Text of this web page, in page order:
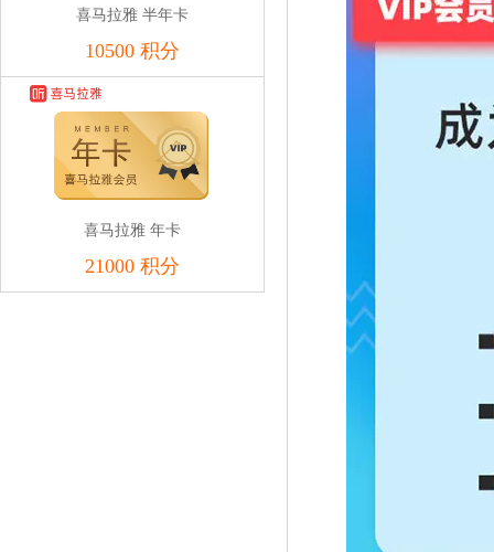
喜马拉雅 半年卡
10500 积分
喜马拉雅 年卡
21000 积分